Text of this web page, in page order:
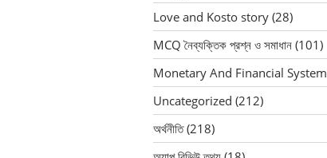
Love and Kosto story (28)
MCQ নৈব্যক্তিক প্রশ্ন ও সমাধান (101)
Monetary And Financial System
Uncategorized (212)
অর্থনীতি(218)